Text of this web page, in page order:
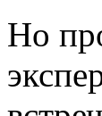
Но